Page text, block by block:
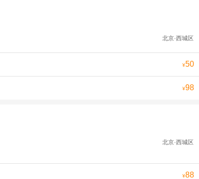
北京·西城区
¥50
¥98
北京·西城区
¥88